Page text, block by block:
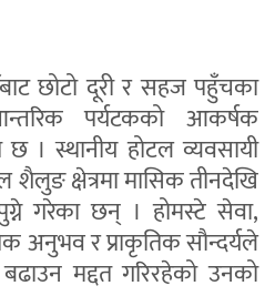
छोटो दूरी र सहज पहुँचका
पर्यटकको आकर्षक
। स्थानीय होटल व्यवसायी
शैलुङ क्षेत्रमा मासिक तीनदेखि
गरेका छन् । होमस्टे सेवा,
अनुभव र प्राकृतिक सौन्दर्यले
मद्दत गरिरहेको उनको